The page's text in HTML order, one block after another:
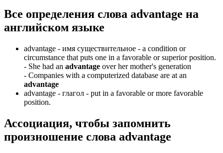
Все определения слова advantage на
английском языке
advantage - имя существительное - a condition or
circumstance that puts one in a favorable or superior position.
- She had an advantage over her mother's generation
- Companies with a computerized database are at an
advantage
advantage - глагол - put in a favorable or more favorable
position.
Ассоциация, чтобы запомнить
произношение слова advantage